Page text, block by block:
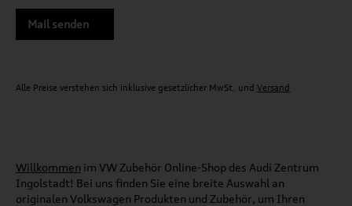
Mail senden
Alle Preise verstehen sich inklusive gesetzlicher MwSt. und Versand
Willkommen im VW Zubehör Online-Shop des Audi Zentrum
Ingolstadt! Bei uns finden Sie eine breite Auswahl an
originalen Volkswagen Produkten und Zubehör, um Ihren